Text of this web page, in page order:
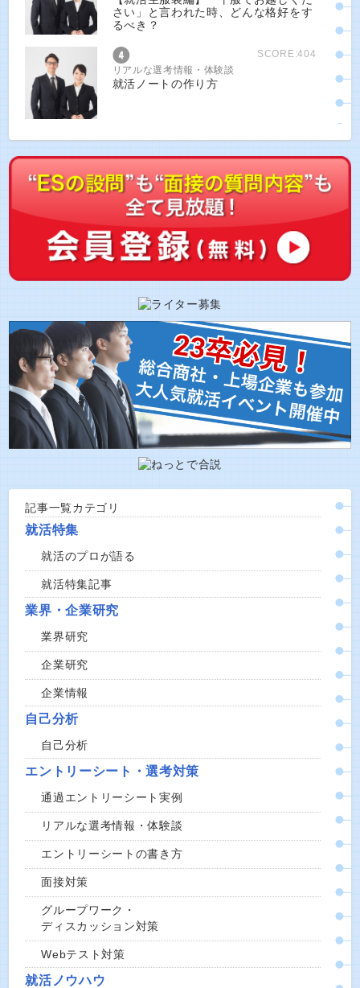
さい」と言われた時、どんな格好をす
るべき？
SCORE:404
リアルな選考情報・体験談
就活ノートの作り方
記事一覧カテゴリ
就活特集
就活のプロが語る
就活特集記事
業界・企業研究
業界研究
企業研究
企業情報
自己分析
自己分析
エントリーシート・選考対策
通過エントリーシート実例
リアルな選考情報・体験談
エントリーシートの書き方
面接対策
グループワーク・
ディスカッション対策
Webテスト対策
就活ノウハウ